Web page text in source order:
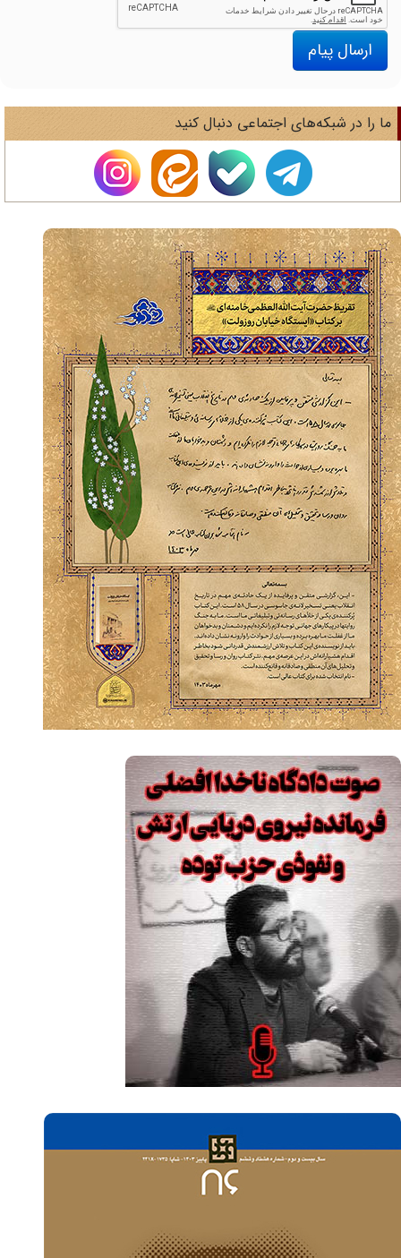
ارسال پیام
را در شبکه‌های اجتماعی دنبال کنید